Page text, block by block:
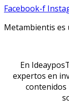
Facebook-f
Metambientis es
En
expertos en
contenidos